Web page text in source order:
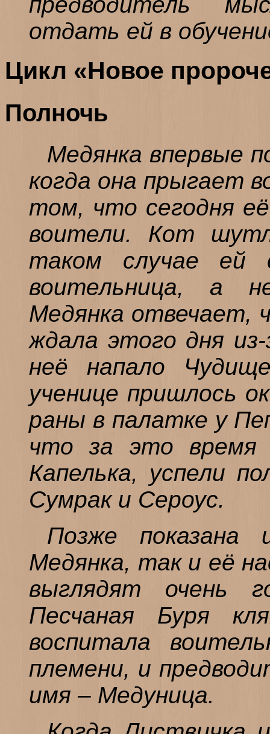
отдать ей в
Цикл «Новое
Полночь
Медянка впервые
когда она прыгает
том, что сегодня
воители. Кот
таком случае ей
воительница, а
Медянка отвечает,
ждала этого дня
неё напало
ученице пришлось
раны в палатке у
что за это время
Капелька, успели
Сумрак и Сероус.
Позже показана
Медянка, так и её
выглядят очень
Песчаная Буря
воспитала
племени, и
имя – Медуница.